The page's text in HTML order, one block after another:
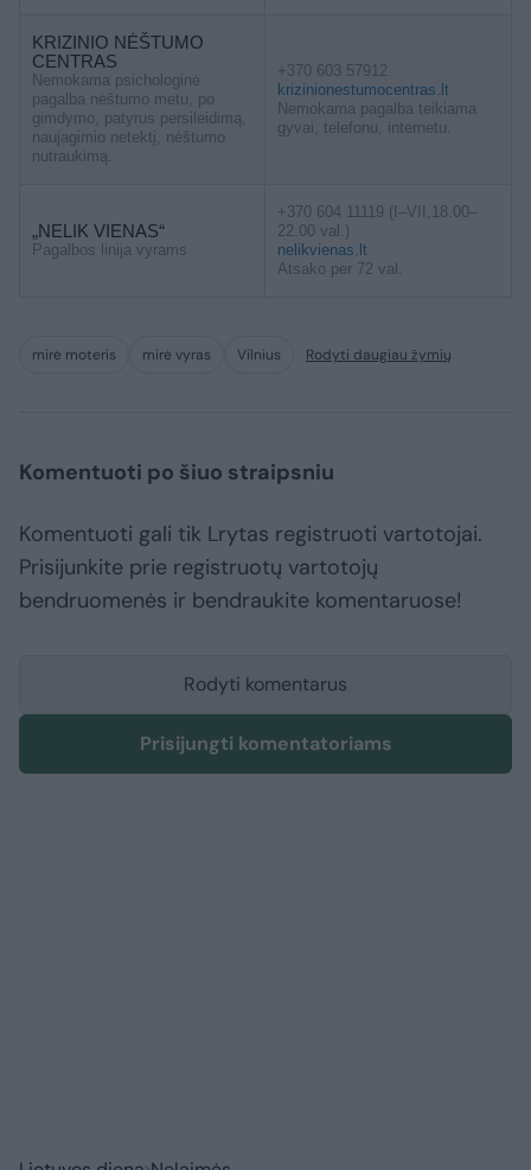
KRIZINIO NĖŠTUMO
CENTRAS
Nemokama psichologinė
pagalba nėštumo metu, po
gimdymo, patyrus persileidimą,
naujagimio netektį, nėštumo
nutraukimą.
+370 603 57912
krizinionestumocentras.lt
Nemokama pagalba teikiama
gyvai, telefonu, internetu.
„NELIK VIENAS“
Pagalbos linija vyrams
+370 604 11119 (I–VII,18.00–
22.00 val.)
nelikvienas.lt
Atsako per 72 val.
mirė moteris mirė vyras Vilnius Rodyti daugiau žymių
Komentuoti po šiuo straipsniu
Komentuoti gali tik Lrytas registruoti vartotojai.
Prisijunkite prie registruotų vartotojų
bendruomenės ir bendraukite komentaruose!
Rodyti komentarus
Prisijungti komentatoriams